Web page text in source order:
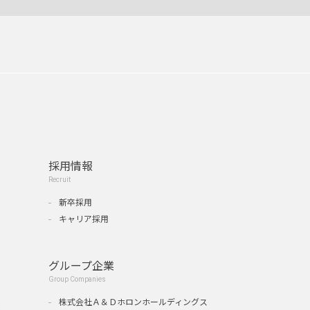
採用情報
Recruit
新卒採用
キャリア採用
グループ企業
Group Companies
株式会社Ａ＆Ｄホロンホールディングス